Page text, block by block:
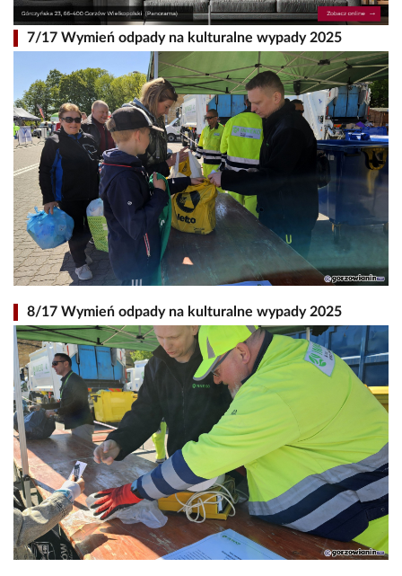
7/17 Wymień odpady na kulturalne wypady 2025
8/17 Wymień odpady na kulturalne wypady 2025